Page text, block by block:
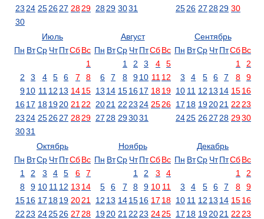
23 24 252627 2829
30
2829 3031
2526 27 2829 30
Июль
Пн ВтСр ЧтПтСбВс
1
2
3 4 5 6 7
8
910 11 12 13 1415
1617 181920 21 22
23 24 252627 2829
3031
Август
Пн ВтСр ЧтПтСбВс
1
2 3 4
5
6
7 8 910 11 12
13 14 151617 1819
2021 22 23 24 2526
27 28 293031
Сентябрь
Пн ВтСр ЧтПтСбВс
1
2
3
4 5 6 7 8
9
10 11 12 13 14 1516
17 18 192021 22 23
2425 2627 28 2930
Октябрь
Пн ВтСр ЧтПтСбВс
1
2 3 4 5 6
7
8
9 10 11 12 13 14
1516 17 1819 2021
22 23 242526 27 28
Ноябрь
Пн ВтСр ЧтПтСбВс
1
2 3
4
5
6 7 8 9 10 11
12 13 141516 17 18
1920 21 22 23 2425
Декабрь
Пн ВтСр ЧтПтСбВс
1
2
3
4 5 6 7 8
9
10 11 12 13 14 1516
17 18 192021 22 23